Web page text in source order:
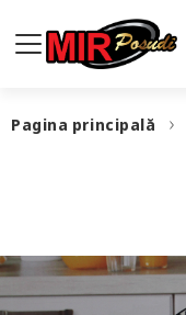
Pagina principală